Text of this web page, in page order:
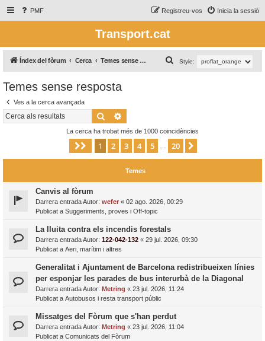
PMF Inicia la sessió
Registreu-vos
Transport.cat
Índex del fòrum Cerca Temes sense resposta Style:
e
Temes sense resposta
Ves a la cerca avançada
Cerca
La cerca ha trobat més de 1000 coincidències
Pàgina de 20
1 2 3 4 5 20
Temes
Canvis al fòrum
Darrera entrada Autor: wefer « 02 ago. 2026, 00:29
Publicat a Suggeriments, proves i Off-topic
La lluita contra els incendis forestals
Darrera entrada Autor: 122-042-132 « 29 jul. 2026, 09:30
Publicat a Aeri, marítim i altres
Generalitat i Ajuntament de Barcelona redistribueixen línies
per esponjar les parades de bus interurbà de la Diagonal
Darrera entrada Autor: Metring « 23 jul. 2026, 11:24
Publicat a Autobusos i resta transport públic
Missatges del Fòrum que s'han perdut
Darrera entrada Autor: Metring « 23 jul. 2026, 11:04
Publicat a Comunicats del Fòrum